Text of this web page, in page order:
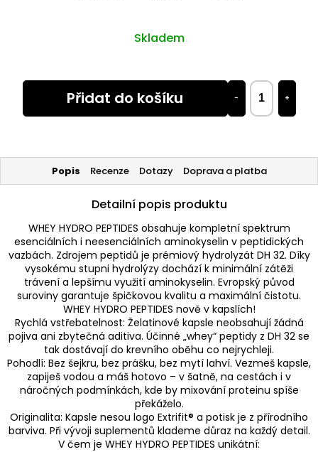
Skladem
+
−
Přidat do košíku
Popis Recenze Dotazy Doprava a platba
Detailní popis produktu
WHEY HYDRO PEPTIDES obsahuje kompletní spektrum
esenciálních i neesenciálních aminokyselin v peptidických
vazbách. Zdrojem peptidů je prémiový hydrolyzát DH 32. Díky
vysokému stupni hydrolýzy dochází k minimální zátěži
trávení a lepšímu využití aminokyselin. Evropský původ
suroviny garantuje špičkovou kvalitu a maximální čistotu.
WHEY HYDRO PEPTIDES nově v kapslích!
Rychlá vstřebatelnost: Želatinové kapsle neobsahují žádná
pojiva ani zbytečná aditiva. Účinné „whey“ peptidy z DH 32 se
tak dostávají do krevního oběhu co nejrychleji.
Pohodlí: Bez šejkru, bez prášku, bez mytí lahví. Vezmeš kapsle,
zapiješ vodou a máš hotovo – v šatně, na cestách i v
náročných podmínkách, kde by mixování proteinu spíše
překáželo.
Originalita: Kapsle nesou logo Extrifit® a potisk je z přírodního
barviva. Při vývoji suplementů klademe důraz na každý detail.
V čem je WHEY HYDRO PEPTIDES unikátní: